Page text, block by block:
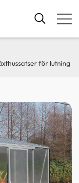
för lutning